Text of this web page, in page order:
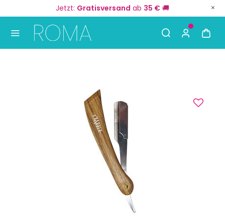
Jetzt: Gratisversand ab 35 € 🚚